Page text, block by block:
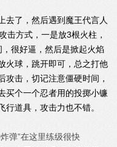
去了，然后遇到魔王代言人
击方式，一是放3根火柱，
很好逼，然后是掀起火焰
火球，跳开即可，总之打他
攻击，切记注意僵硬时间，
买个一个忍者用的投掷小镰
道具，攻击力也不错。
弹”在这里练级很快